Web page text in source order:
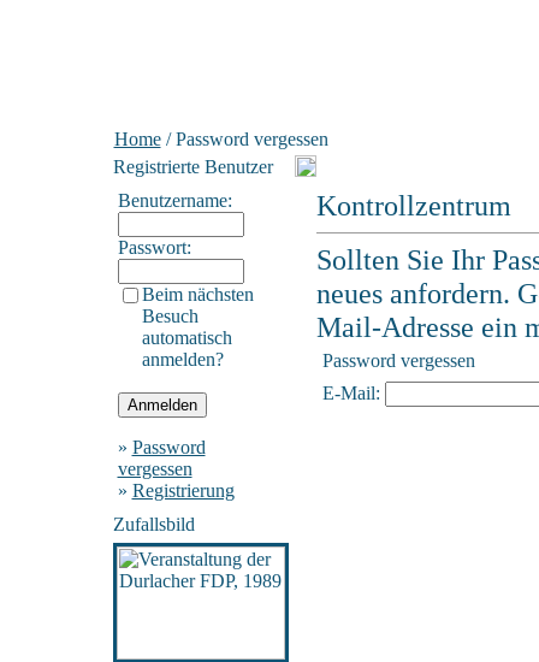
Home/ Password vergessen
Registrierte Benutzer
Benutzername:
Passwort:
Beim nächsten
Besuch
automatisch
anmelden?
» Password
vergessen
» Registrierung
Zufallsbild
Kontrollzentrum
Sollten Sie Ihr
neues anfordern.
Mail-Adresse ein
Password vergessen
E-Mail: